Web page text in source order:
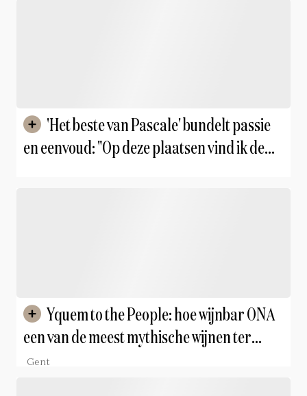
en eenvoud: "Op deze plaatsen vind ik de
een van de meest mythische wijnen ter
wereld naar Gent brengt
Gent